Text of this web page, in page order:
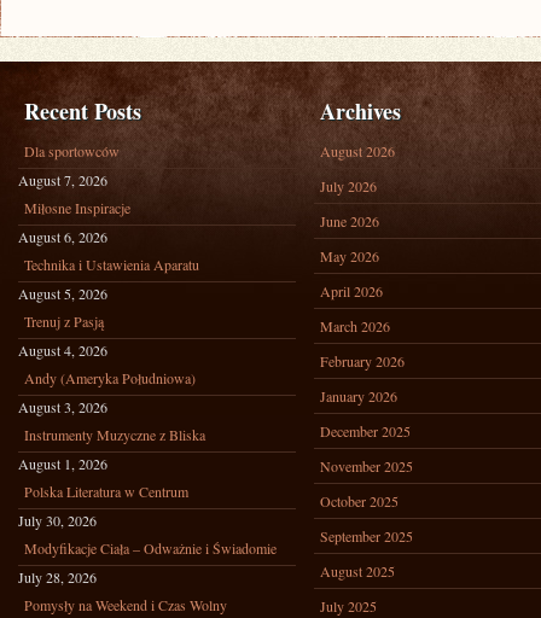
DO
ZDROWIA
Recent Posts
Dla sportowców
August 7, 2026
Miłosne Inspiracje
August 6, 2026
Technika i Ustawienia Aparatu
August 5, 2026
Trenuj z Pasją
August 4, 2026
Andy (Ameryka Południowa)
August 3, 2026
Instrumenty Muzyczne z Bliska
August 1, 2026
Polska Literatura w Centrum
July 30, 2026
Modyfikacje Ciała – Odważnie i Świadomie
July 28, 2026
Pomysły na Weekend i Czas Wolny
Archives
August 2026
July 2026
June 2026
May 2026
April 2026
March 2026
February 2026
January 2026
December 2025
November 2025
October 2025
September 2025
August 2025
July 2025